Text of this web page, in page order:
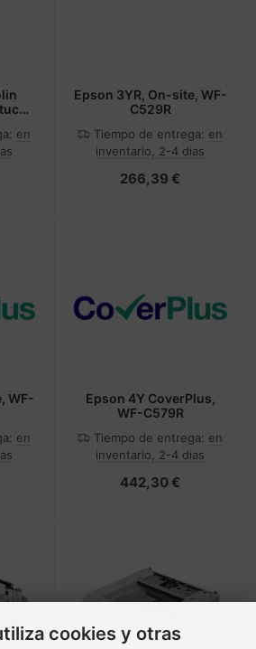
en
Epson 3YR, On-site, WF-
C529R
Tiempo de entrega: en
inventario, 2-4 dias
266,39 €
WF-
en
Epson 4Y CoverPlus,
WF-C579R
Tiempo de entrega: en
inventario, 2-4 dias
442,30 €
cookies y otras